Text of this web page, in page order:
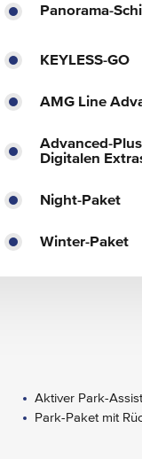
Panorama-
KEYLESS-GO
AMG Line
Advanced-
Digitalen
Night-Paket
Winter-Paket
Aktiver Park-
Park-Paket mit